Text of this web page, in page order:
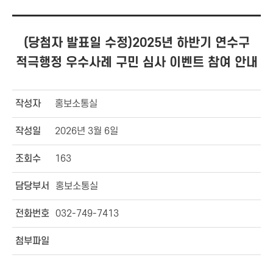
(당첨자 발표일 수정)2025년 하반기 연수구
적극행정 우수사례 구민 심사 이벤트 참여 안내
작성자 홍보소통실
작성일 2026년 3월 6일
조회수 163
담당부서 홍보소통실
전화번호 032-749-7413
첨부파일